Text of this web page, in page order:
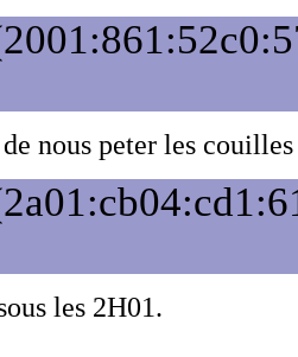
nous peter les
les 2H01.